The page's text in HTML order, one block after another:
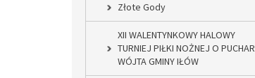
Złote Gody
XII WALENTYNKOWY HALOWY
TURNIEJ PIŁKI NOŻNEJ O PUCHAR
WÓJTA GMINY IŁÓW